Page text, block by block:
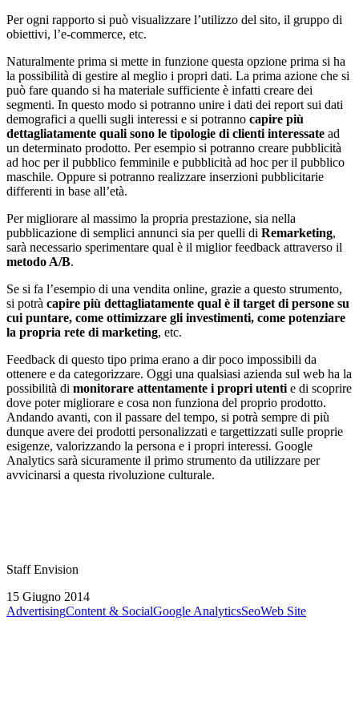
Per ogni rapporto si può visualizzare l’utilizzo del sito, il gruppo di
obiettivi, l’e-commerce, etc.
Naturalmente prima si mette in funzione questa opzione prima si ha
la possibilità di gestire al meglio i propri dati. La prima azione che si
può fare quando si ha materiale sufficiente è infatti creare dei
segmenti. In questo modo si potranno unire i dati dei report sui dati
demografici a quelli sugli interessi e si potranno capire più
dettagliatamente quali sono le tipologie di clienti interessate ad
un determinato prodotto. Per esempio si potranno creare pubblicità
ad hoc per il pubblico femminile e pubblicità ad hoc per il pubblico
maschile. Oppure si potranno realizzare inserzioni pubblicitarie
differenti in base all’età.
Per migliorare al massimo la propria prestazione, sia nella
pubblicazione di semplici annunci sia per quelli di Remarketing,
sarà necessario sperimentare qual è il miglior feedback attraverso il
metodo A/B.
Se si fa l’esempio di una vendita online, grazie a questo strumento,
si potrà capire più dettagliatamente qual è il target di persone su
cui puntare, come ottimizzare gli investimenti, come potenziare
la propria rete di marketing, etc.
Feedback di questo tipo prima erano a dir poco impossibili da
ottenere e da categorizzare. Oggi una qualsiasi azienda sul web ha la
possibilità di monitorare attentamente i propri utenti e di scoprire
dove poter migliorare e cosa non funziona del proprio prodotto.
Andando avanti, con il passare del tempo, si potrà sempre di più
dunque avere dei prodotti personalizzati e targettizzati sulle proprie
esigenze, valorizzando la persona e i propri interessi. Google
Analytics sarà sicuramente il primo strumento da utilizzare per
avvicinarsi a questa rivoluzione culturale.
Staff Envision
15 Giugno 2014
AdvertisingContent & SocialGoogle AnalyticsSeoWeb Site